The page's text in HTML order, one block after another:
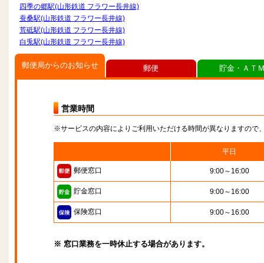
四季の郷駅(山形鉄道 フラワー長井線)
蚕桑駅(山形鉄道 フラワー長井線)
荒砥駅(山形鉄道 フラワー長井線)
白兎駅(山形鉄道 フラワー長井線)
郵便局からのお知らせ
営業時間
※サービスの内容によりご利用いただける時間が異なりますので
平日
郵便窓口 9:00～16:00
貯金窓口 9:00～16:00
保険窓口 9:00～16:00
※ 窓口業務を一時休止する場合があります。
郵便 貯金・ＡＴ